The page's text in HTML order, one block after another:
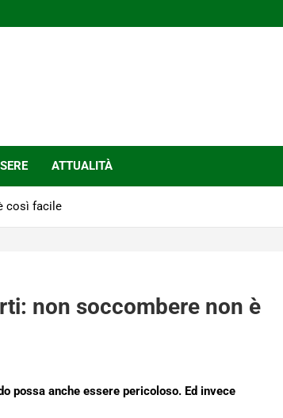
ATTUALITÀ
così facile
non soccombere non è
possa anche essere pericoloso. Ed invece